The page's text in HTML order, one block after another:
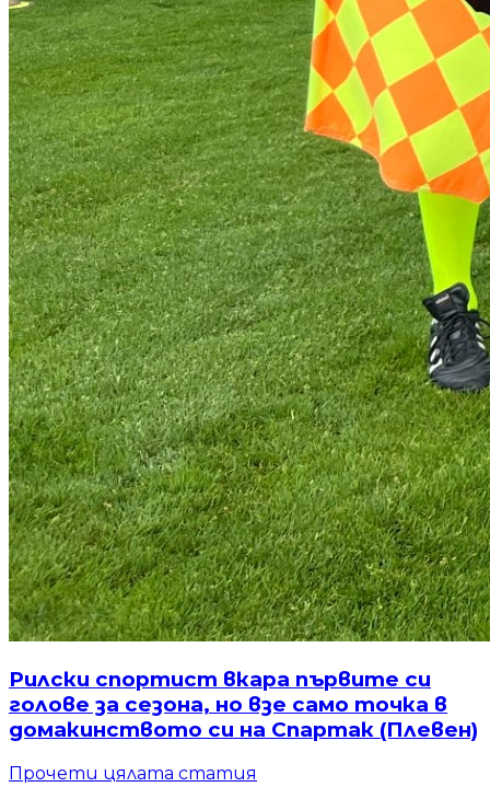
Рилски спортист вкара първите си
голове за сезона, но взе само точка в
домакинството си на Спартак (Плевен)
Прочети цялата статия